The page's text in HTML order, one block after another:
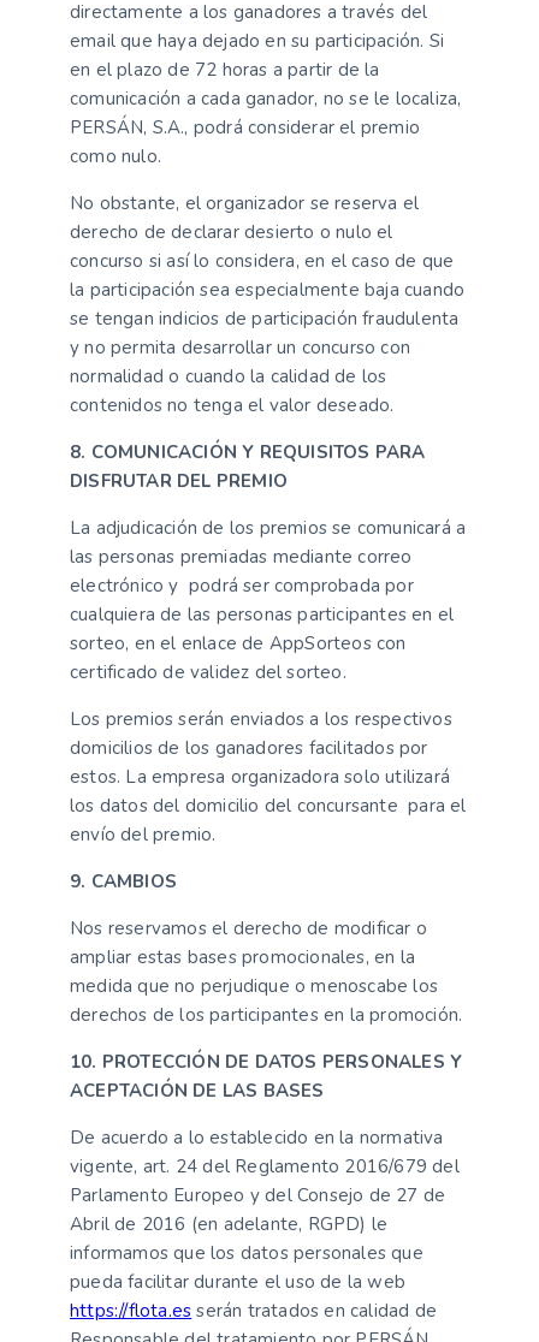
directamente a los ganadores a través del
email que haya dejado en su participación. Si
en el plazo de 72 horas a partir de la
comunicación a cada ganador, no se le localiza,
PERSÁN, S.A., podrá considerar el premio
como nulo.
No obstante, el organizador se reserva el
derecho de declarar desierto o nulo el
concurso si así lo considera, en el caso de que
la participación sea especialmente baja cuando
se tengan indicios de participación fraudulenta
y no permita desarrollar un concurso con
normalidad o cuando la calidad de los
contenidos no tenga el valor deseado.
8. COMUNICACIÓN Y REQUISITOS PARA
DISFRUTAR DEL PREMIO
La adjudicación de los premios se comunicará a
las personas premiadas mediante correo
electrónico y podrá ser comprobada por
cualquiera de las personas participantes en el
sorteo, en el enlace de AppSorteos con
certificado de validez del sorteo.
Los premios serán enviados a los respectivos
domicilios de los ganadores facilitados por
estos. La empresa organizadora solo utilizará
los datos del domicilio del concursante para el
envío del premio.
9. CAMBIOS
Nos reservamos el derecho de modificar o
ampliar estas bases promocionales, en la
medida que no perjudique o menoscabe los
derechos de los participantes en la promoción.
10. PROTECCIÓN DE DATOS PERSONALES Y
ACEPTACIÓN DE LAS BASES
De acuerdo a lo establecido en la normativa
vigente, art. 24 del Reglamento 2016/679 del
Parlamento Europeo y del Consejo de 27 de
Abril de 2016 (en adelante, RGPD) le
informamos que los datos personales que
pueda facilitar durante el uso de la web
https://flota.es serán tratados en calidad de